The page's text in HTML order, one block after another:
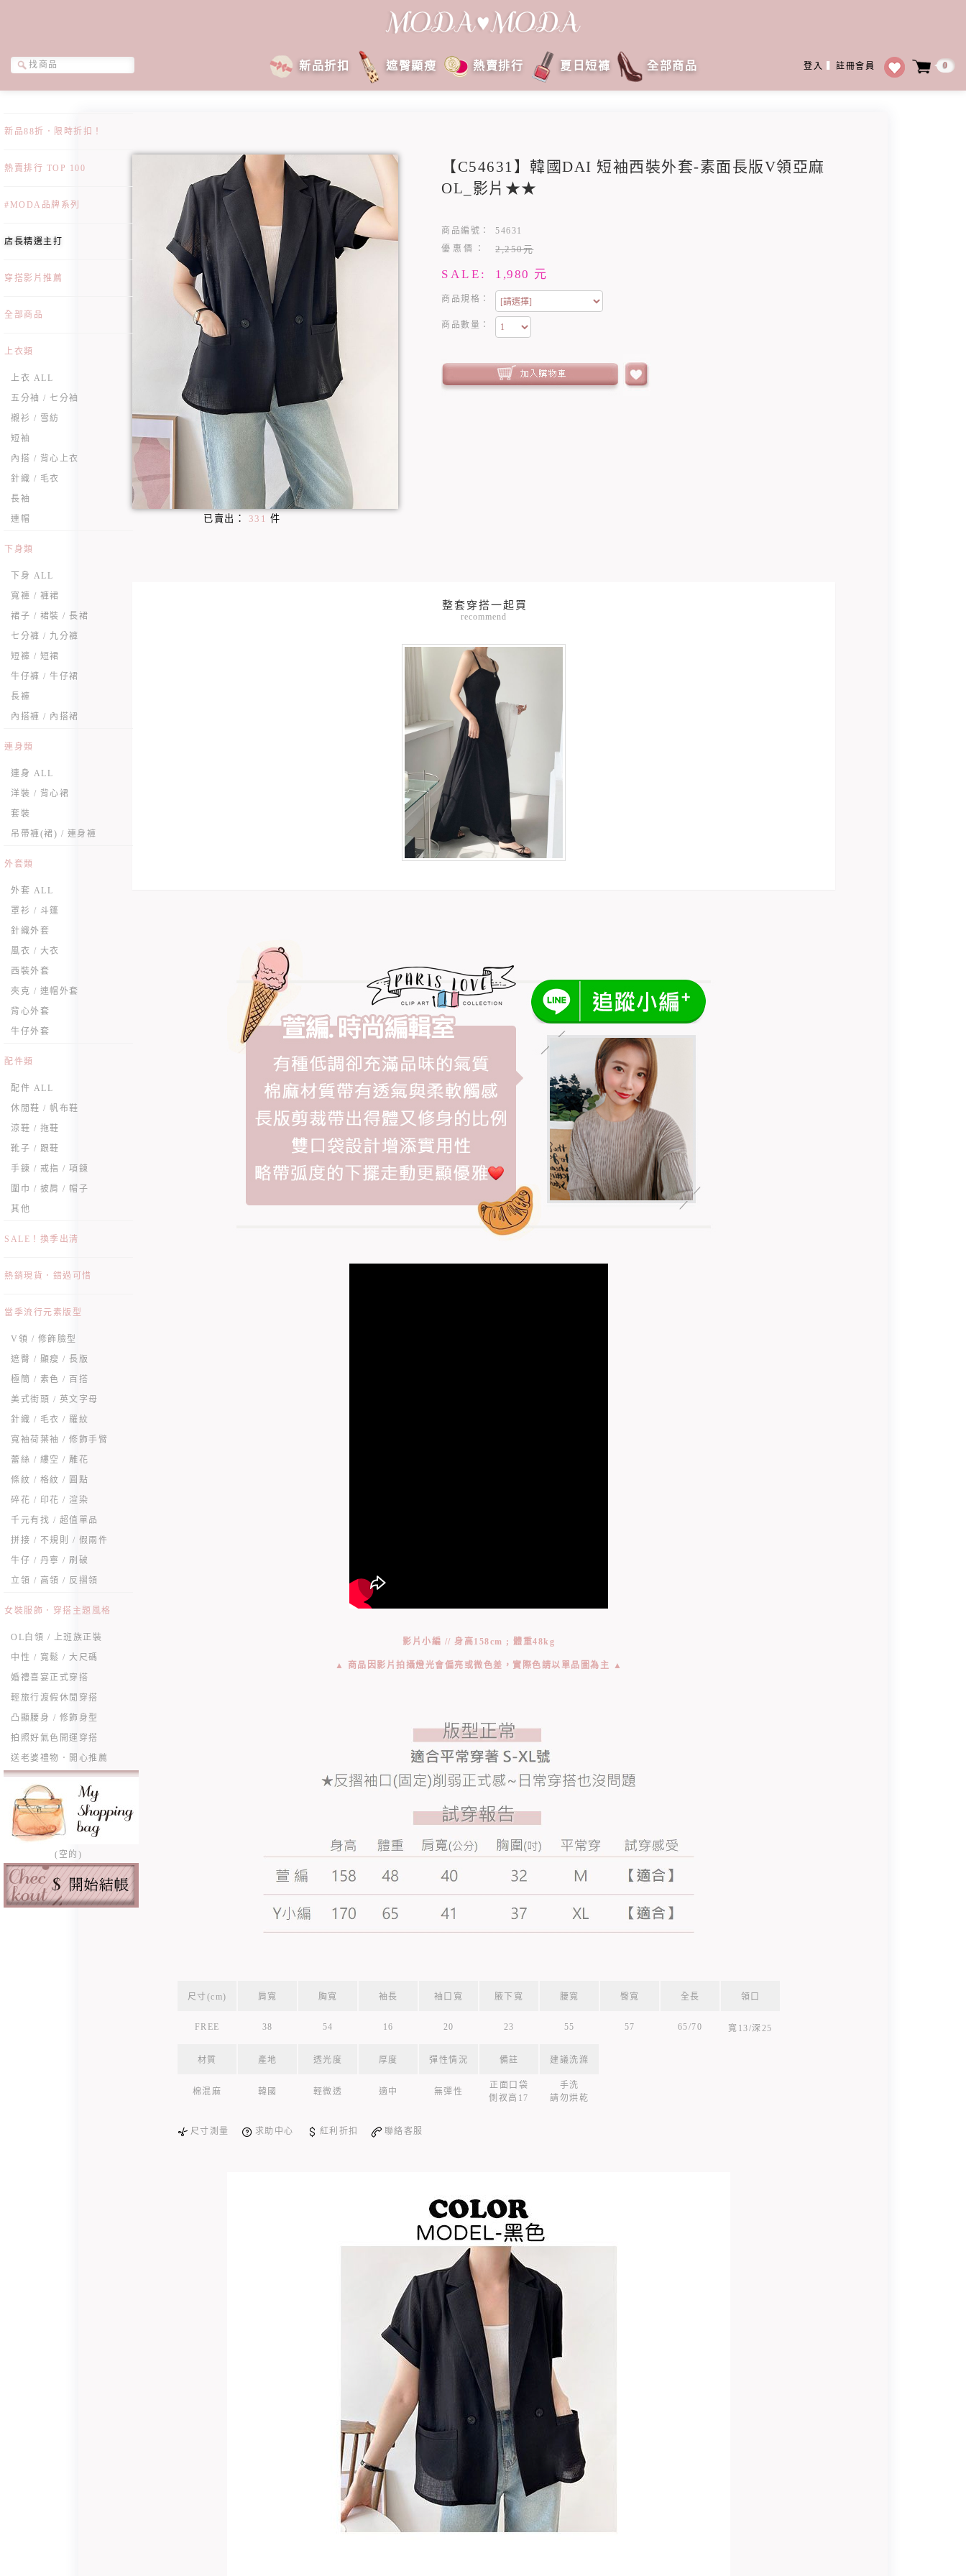
登入 註冊會員 0
新品折扣 遮臀顯瘦 熱賣排行 夏日短褲 全部商品
新品88折．限時折扣！
熱賣排行 TOP 100
#MODA品牌系列
店長精選主打
穿搭影片推薦
全部商品
上衣類
上衣 ALL
五分袖 / 七分袖
襯衫 / 雪紡
短袖
內搭 / 背心上衣
針織 / 毛衣
長袖
連帽
下身類
下身 ALL
寬褲 / 褲裙
裙子 / 裙裝 / 長裙
七分褲 / 九分褲
短褲 / 短裙
牛仔褲 / 牛仔裙
長褲
內搭褲 / 內搭裙
連身類
連身 ALL
洋裝 / 背心裙
套裝
吊帶褲(裙) / 連身褲
外套類
外套 ALL
罩衫 / 斗篷
針織外套
風衣 / 大衣
西裝外套
夾克 / 連帽外套
背心外套
牛仔外套
配件類
配件 ALL
休閒鞋 / 帆布鞋
涼鞋 / 拖鞋
靴子 / 跟鞋
手鍊 / 戒指 / 項鍊
圍巾 / 披肩 / 帽子
其他
SALE！換季出清
熱銷現貨．錯過可惜
當季流行元素版型
V領 / 修飾臉型
遮臀 / 顯瘦 / 長版
極簡 / 素色 / 百搭
美式街頭 / 英文字母
針織 / 毛衣 / 羅紋
寬袖荷葉袖 / 修飾手臂
蕾絲 / 縷空 / 雕花
條紋 / 格紋 / 圓點
碎花 / 印花 / 渲染
千元有找 / 超值單品
拼接 / 不規則 / 假兩件
牛仔 / 丹寧 / 刷破
立領 / 高領 / 反摺領
女裝服飾．穿搭主題風格
OL白領 / 上班族正裝
中性 / 寬鬆 / 大尺碼
婚禮喜宴正式穿搭
輕旅行渡假休閒穿搭
凸顯腰身 / 修飾身型
拍照好氣色開運穿搭
送老婆禮物．開心推薦
(空的)
已賣出： 331 件
【C54631】韓國DAI 短袖西裝外套-素面長版V領亞麻
OL_影片★★
商品編號：
54631
優惠價：
2,250元
SALE: 1,980 元
商品規格：
商品數量：
recommend
影片小編 // 身高158cm ; 體重48kg
▲ 商品因影片拍攝燈光會偏亮或微色差，實際色請以單品圖為主 ▲
尺寸(cm) 肩寬 胸寬 袖長 袖口寬 腋下寬 腰寬 臀寬 全長 領口
FREE 38 54 16 20 23 55 57 65/70 寬13/深25
材質 產地 透光度 厚度 彈性情況 備註 建議洗滌
棉混麻 韓國 輕微透 適中 無彈性
正面口袋
側衩高17
手洗
請勿烘乾
尺寸測量 求助中心 紅利折扣 聯絡客服